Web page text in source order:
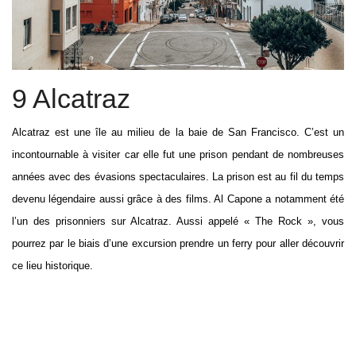
9 Alcatraz
Alcatraz est une île au milieu de la baie de San Francisco. C’est un
incontournable à visiter car elle fut une prison pendant de nombreuses
années avec des évasions spectaculaires. La prison est au fil du temps
devenu légendaire aussi grâce à des films. Al Capone a notamment été
l’un des prisonniers sur Alcatraz. Aussi appelé « The Rock », vous
pourrez par le biais d’une excursion prendre un ferry pour aller découvrir
ce lieu historique.